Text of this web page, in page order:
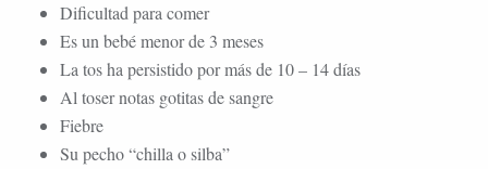
Dificultad para comer
Es un bebé menor de 3 meses
La tos ha persistido por más de 10 – 14 días
Al toser notas gotitas de sangre
Fiebre
Su pecho “chilla o silba”